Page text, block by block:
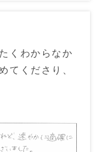
くわからなか
てくださり、